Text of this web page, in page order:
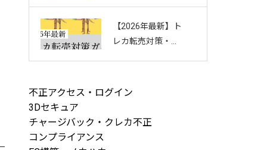
回し方を徹底解説
【2026年最新】ト
レカ転売対策・完
不正アクセス・ログイン
3Dセキュア
チャージバック・クレカ不正
コンプライアンス